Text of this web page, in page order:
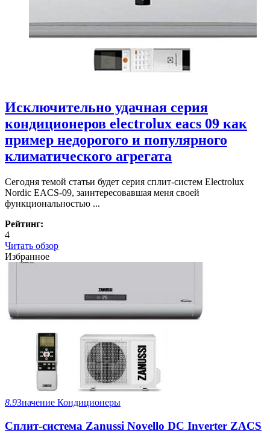
Исключительно удачная серия
кондиционеров electrolux eacs 09 как
пример недорогого и популярного
климатического агрегата
Сегодня темой статьи будет серия сплит-систем Electrolux
Nordic EACS-09, заинтересовавшая меня своей
функциональностью ...
Рейтинг:
4
Читать обзор
Избранное
8.9Значение Кондиционеры
Сплит-система Zanussi Novello DC Inverter ZACS